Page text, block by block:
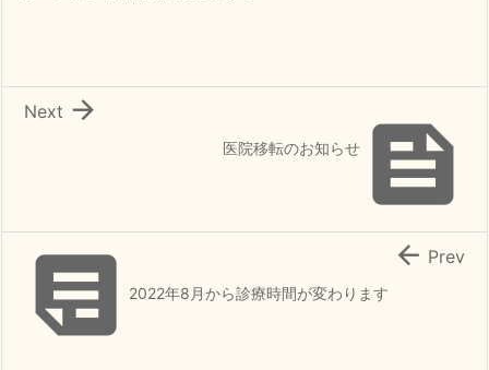

医院移転のお知らせ

Next
2022年8月から診療時間が変わります
 Prev